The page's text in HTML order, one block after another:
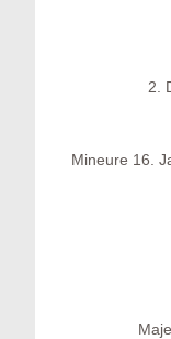
2.
Mineure 16.